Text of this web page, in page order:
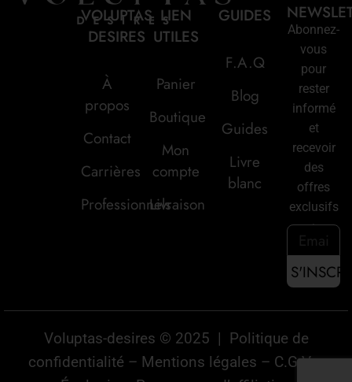
VOLUPTAS
DESIRES
À
propos
Contact
Carrières
Professionnels
LIEN
UTILES
Panier
Boutique
Mon
compte
Livraison
GUIDES
F.A.Q
Blog
Guides
Livre
blanc
Abonnez-
vous
pour
rester
informé
et
recevoir
des
offres
exclusifs
:
Voluptas-desires © 2025 |
Politique de
confidentialité – Mentions légales – C.G.V–